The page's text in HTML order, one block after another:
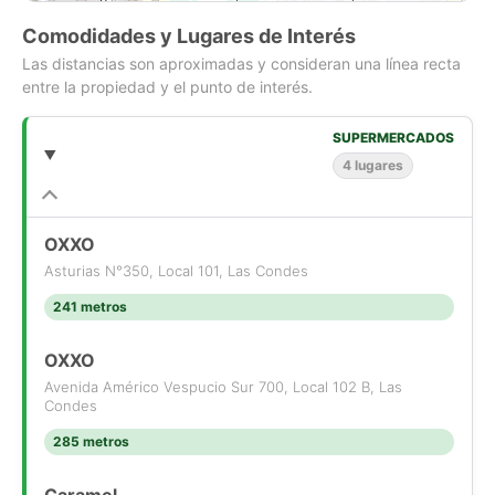
La novación está sujeta a evaluación comercial, crediticia y
aprobación del banco. Los valores son referenciales y pueden
variar según la fecha de cálculo, condiciones de la institución
financiera y perfil del comprador.
Una excelente oportunidad para quienes buscan comprar con
una alternativa de financiamiento atractiva y condiciones ya
establecidas.
4 dormitorios (1 en suite) + servicios
muy bien cuidad, agradables espacios.
Comodidades y Lugares de Interés
Las distancias son aproximadas y consideran una línea recta
entre la propiedad y el punto de interés.
SUPERMERCADOS
4 lugares
OXXO
Asturias N°350, Local 101, Las Condes
241 metros
OXXO
Avenida Américo Vespucio Sur 700, Local 102 B, Las
Condes
285 metros